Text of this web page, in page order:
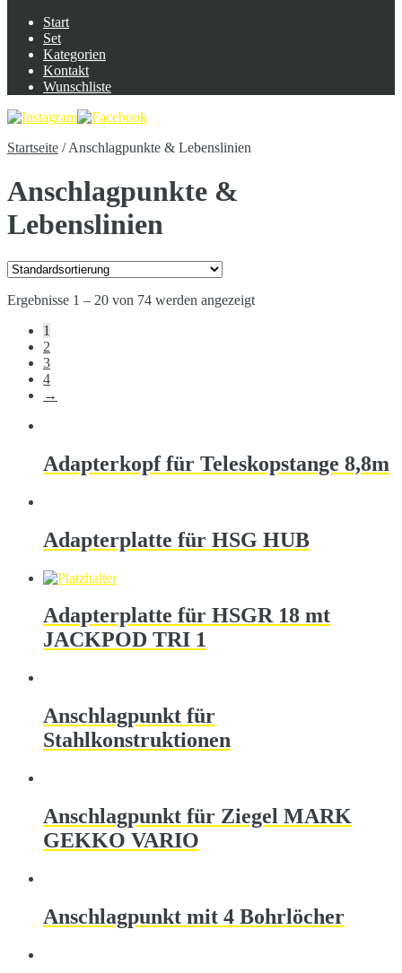
Start
Set
Kategorien
Kontakt
Wunschliste
Startseite /Anschlagpunkte & Lebenslinien
Anschlagpunkte &
Lebenslinien
Ergebnisse 1 – 20 von 74 werden angezeigt
1
2
3
4
→
Adapterkopf für Teleskopstange 8,8m
Adapterplatte für HSG HUB
Adapterplatte für HSGR 18 mt
JACKPOD TRI 1
Anschlagpunkt für
Stahlkonstruktionen
Anschlagpunkt für Ziegel MARK
GEKKO VARIO
Anschlagpunkt mit 4 Bohrlöcher